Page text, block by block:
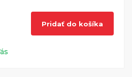
Pridať do košíka